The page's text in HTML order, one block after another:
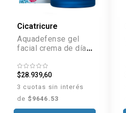
Cicatricure
Aquadefense gel
facial crema de día
$28.939,60
3 cuotas sin interés
de $9646.53